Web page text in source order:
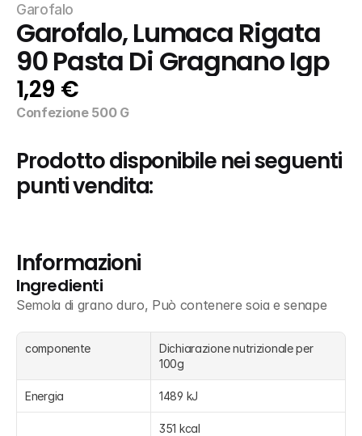
Garofalo
Garofalo, Lumaca Rigata
90 Pasta Di Gragnano Igp
1,29 €
Confezione 500 G
Prodotto disponibile nei seguenti
punti vendita:
Informazioni
Ingredienti
Semola di grano duro, Può contenere soia e senape
componente
Dichiarazione nutrizionale per
100g
Energia 1489 kJ
351 kcal